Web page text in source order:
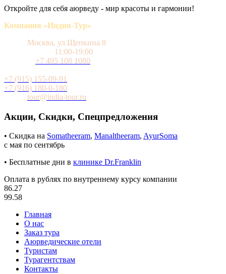
Откройте для себя аюрведу - мир красоты и гармонии!
Компания «Индия-Тур»
Москва, ул.Щепкина 8
11:00-19:00
+7 495 108 1080
+7 (915) 155-09-91
+7 (916) 180-0-180
tour@india-tour.ru
Акции, Скидки, Спецпредложения
• Скидка на Somatheeram, Manaltheeram, AyurSoma
с мая по сентябрь
• Бесплатные дни в клинике Dr.Franklin
Оплата в рублях по внутреннему курсу компании
86.27
99.58
Главная
О нас
Заказ тура
Аюрведические отели
Туристам
Турагентствам
Контакты